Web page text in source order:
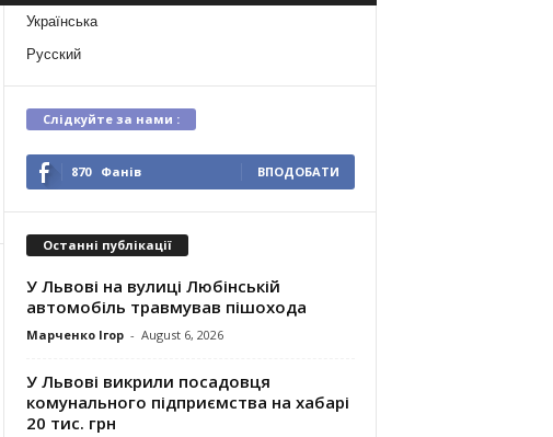
Українська
Русский
Слідкуйте за нами :
870 Фанів ВПОДОБАТИ
Останні публікації
У Львові на вулиці Любінській
автомобіль травмував пішохода
Марченко Ігор - August 6, 2026
У Львові викрили посадовця
комунального підприємства на хабарі
20 тис. грн